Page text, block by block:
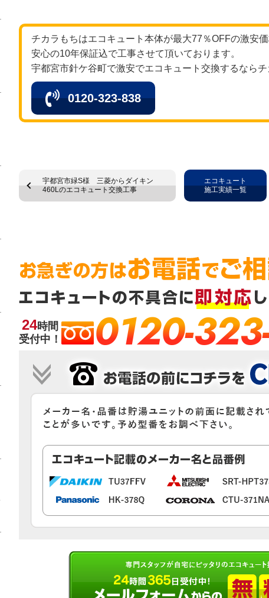
チカラもちはエコキュート本体が最大77％OFFの激安
安心の10年保証込で工事させて頂いております。
宇都宮市針ケ谷町で激安でエコキュート交換するなら
0120-323-838
宇都宮市緑S様 三菱からダイキン
460Lのエコキュート交換工事
エコキュート
施工実績一覧
24時間
受付中！
0120-